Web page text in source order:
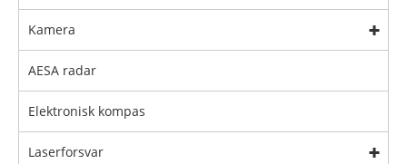
Kamera
AESA radar
Elektronisk kompas
Laserforsvar